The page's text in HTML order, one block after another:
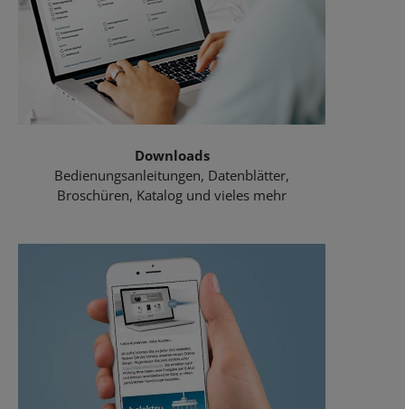
Downloads
Bedienungsanleitungen, Datenblätter,
Broschüren, Katalog und vieles mehr